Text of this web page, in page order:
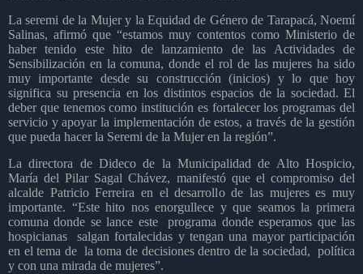
La seremi de la Mujer y la Equidad de Género de Tarapacá, Noemí
Salinas, afirmó que “estamos muy contentos como Ministerio de
haber tenido este hito de lanzamiento de las Actividades de
Sensibilización en la comuna, donde el rol de las mujeres ha sido
muy importante desde su construcción (inicios) y lo que hoy
significa su presencia en los distintos espacios de la sociedad. El
deber que tenemos como institución es fortalecer los programas del
servicio y apoyar la implementación de estos, a través de la gestión
que pueda hacer la Seremi de la Mujer en la región”.
La directora de Dideco de la Municipalidad de Alto Hospicio,
María del Pilar Sagal Chávez, manifestó que el compromiso del
alcalde Patricio Ferreira en el desarrollo de las mujeres es muy
importante. “Este hito nos enorgullece y que seamos la primera
comuna donde se lance este
programa donde esperamos que las
hospicianas
salgan fortalecidas y tengan una mayor participación
en el tema de la toma de decisiones dentro de la sociedad, política
y con una mirada de mujeres”.